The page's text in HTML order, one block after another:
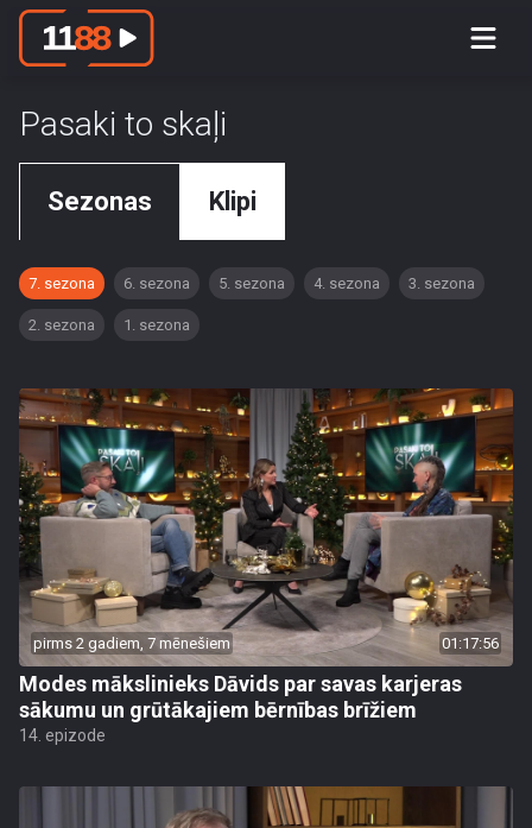
Pasaki to skaļi
Sezonas Klipi
7. sezona 6. sezona 5. sezona 4. sezona 3. sezona
2. sezona 1. sezona
pirms 2 gadiem, 7 mēnešiem 01:17:56
Modes mākslinieks Dāvids par savas karjeras
sākumu un grūtākajiem bērnības brīžiem
14. epizode